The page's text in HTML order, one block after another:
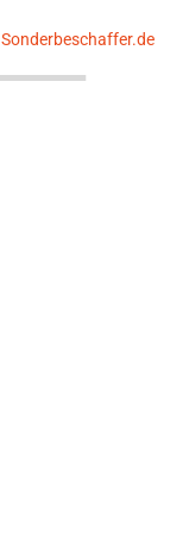
Sonderbeschaffer.de